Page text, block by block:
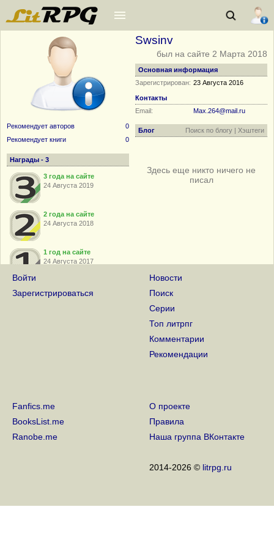
Рекомендует авторов
0
Рекомендует книги
0
Награды - 3
3 года на сайте
24 Августа 2019
2 года на сайте
24 Августа 2018
1 год на сайте
24 Августа 2017
Swsinv
был на сайте 2 Марта 2018
Основная информация
Зарегистрирован: 23 Августа 2016
Контакты
Email:
Max.264@mail.ru
Блог Поиск по блогу | Хэштеги
Здесь еще никто ничего не
писал
Войти
Зарегистрироваться
Новости
Поиск
Серии
Топ литрпг
Комментарии
Рекомендации
Fanfics.me
BooksList.me
Ranobe.me
О проекте
Правила
Наша группа ВКонтакте
2014-2026 © litrpg.ru